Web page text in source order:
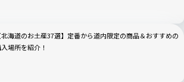
北海道のお土産37選】定番から道内限定の商品＆おすすめの
場所を紹介！